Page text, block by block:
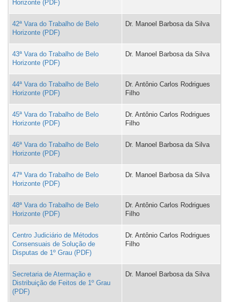
Horizonte
42ª Vara do Trabalho de Belo
Horizonte
Dr. Manoel Barbosa da Silva
43ª Vara do Trabalho de Belo
Horizonte
Dr. Manoel Barbosa da Silva
44ª Vara do Trabalho de Belo
Horizonte
Dr. Antônio Carlos Rodrigues
Filho
45ª Vara do Trabalho de Belo
Horizonte
Dr. Antônio Carlos Rodrigues
Filho
46ª Vara do Trabalho de Belo
Horizonte
Dr. Manoel Barbosa da Silva
47ª Vara do Trabalho de Belo
Horizonte
Dr. Manoel Barbosa da Silva
48ª Vara do Trabalho de Belo
Horizonte
Dr. Antônio Carlos Rodrigues
Filho
Centro Judiciário de Métodos
Consensuais de Solução de
Disputas de 1º Grau
Dr. Antônio Carlos Rodrigues
Filho
Secretaria de Atermação e
Distribuição de Feitos de 1º Grau
Dr. Manoel Barbosa da Silva